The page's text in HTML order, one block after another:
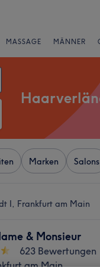
MASSAGE MÄNNER
Marken Salons
I, Frankfurt am Main
& Monsieur
623 Bewertungen